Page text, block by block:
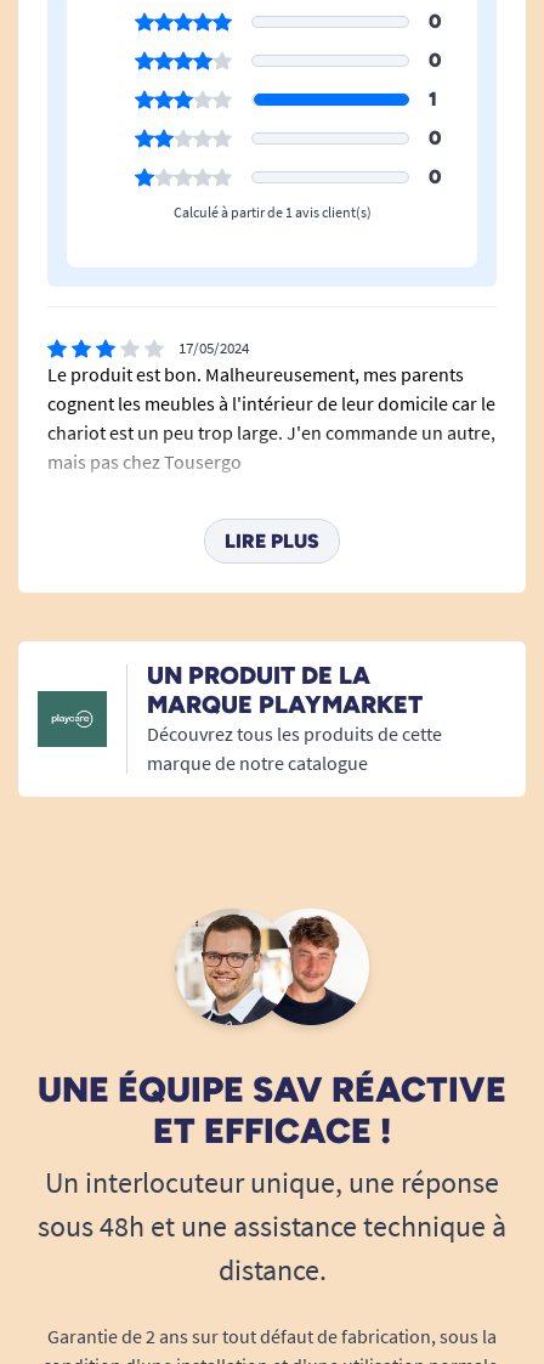
Utilisation Extérieur
Hauteur Min. Poignée 88 cm
Hauteur Max. Poignée
Matériau Roues
0
0
1
0
0
Calculé à partir de 1 avis client(s)
17/05/2024
Le produit est bon. Malheureusement, mes parents
cognent les meubles à l'intérieur de leur domicile car le
chariot est un peu trop large. J'en commande un autre,
mais pas chez Tousergo
LIRE PLUS
UN PRODUIT DE LA
MARQUE PLAYMARKET
Découvrez tous les produits de cette
marque de notre catalogue
UNE ÉQUIPE SAV RÉACTIVE
ET EFFICACE !
Un interlocuteur unique, une réponse
sous 48h et une assistance technique à
distance.
Garantie de 2 ans sur tout défaut de fabrication, sous la